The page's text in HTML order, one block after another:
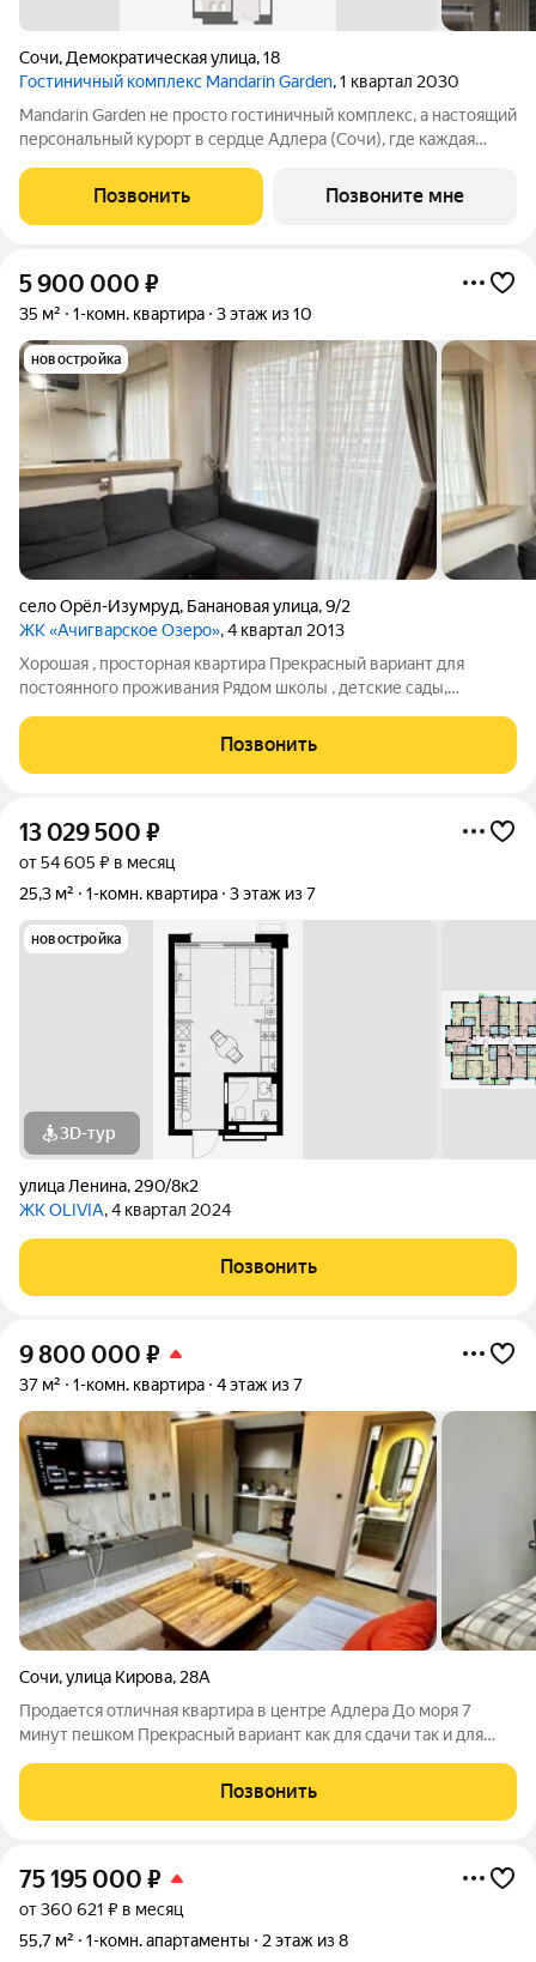
Сочи, Демократическая улица,18
Гостиничный комплекс Mandarin Garden, 1 квартал 2030
Mandarin Garden не просто гостиничный комплекс, а настоящий
персональный курорт в сердце Адлера (Сочи), где каждая
приватность и безупречный сервис. Комплекс расположится в
Позвонить Позвоните мне
5 900 000 ₽
35 м² 1-комн. квартира 3 этаж из 10
новостройка
село Орёл-Изумруд, Банановая улица,9/2
ЖК «Ачигварское Озеро», 4 квартал 2013
Хорошая , просторная квартира Прекрасный вариант для
постоянного проживания Рядом школы , детские сады,
Позвонить
13 029 500 ₽
от 54 605 ₽ в месяц
25,3 м²
1-комн. квартира 3 этаж из 7
новостройка
3D-тур
улица Ленина, 290/8к2
ЖК OLIVIA, 4 квартал 2024
Позвонить
9 800 000 ₽
37 м² 1-комн. квартира 4 этаж из 7
Сочи,улица Кирова, 28А
Продается отличная квартира в центре Адлера До моря 7
минут пешком Прекрасный вариант как для сдачи так и для
Позвонить
75 195 000 ₽
от 360 621 ₽ в месяц
55,7 м²
1-комн. апартаменты 2 этаж из 8